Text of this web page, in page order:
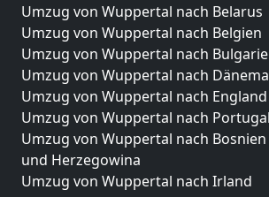
Umzug von Wuppertal nach Belarus
Umzug von Wuppertal nach Belgien
Umzug von Wuppertal nach
Umzug von Wuppertal nach
Umzug von Wuppertal nach England
Umzug von Wuppertal nach Portugal
Umzug von Wuppertal nach Bosnien
und Herzegowina
Umzug von Wuppertal nach Irland